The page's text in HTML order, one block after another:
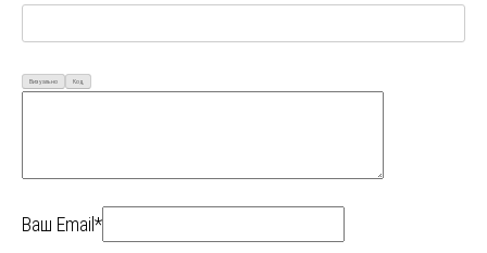
Визуально Код
Ваш Email*